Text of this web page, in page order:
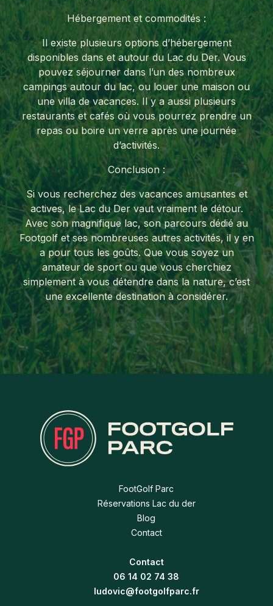
Hébergement et commodités :
Il existe plusieurs options d’hébergement
disponibles dans et autour du Lac du Der. Vous
pouvez séjourner dans l’un des nombreux
campings autour du lac, ou louer une maison ou
une villa de vacances. Il y a aussi plusieurs
restaurants et cafés où vous pourrez prendre un
repas ou boire un verre après une journée
d’activités.
Conclusion :
Si vous recherchez des vacances amusantes et
actives, le Lac du Der vaut vraiment le détour.
Avec son magnifique lac, son parcours dédié au
Footgolf et ses nombreuses autres activités, il y en
a pour tous les goûts. Que vous soyez un
amateur de sport ou que vous cherchiez
simplement à vous détendre dans la nature, c’est
une excellente destination à considérer.
FootGolf Parc
Réservations Lac du der
Blog
Contact
Contact
06 14 02 74 38
ludovic@footgolfparc.fr